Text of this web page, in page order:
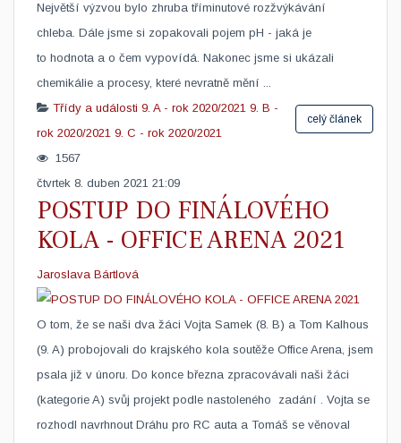
Největší výzvou bylo zhruba tříminutové rozžvýkávání
chleba. Dále jsme si zopakovali pojem pH - jaká je
to hodnota a o čem vypovídá. Nakonec jsme si ukázali
chemikálie a procesy, které nevratně mění ...
celý článek
Třídy a události 9. A - rok 2020/2021 9. B -
rok 2020/2021 9. C - rok 2020/2021
1567
čtvrtek 8. duben 2021 21:09
POSTUP DO FINÁLOVÉHO
KOLA - OFFICE ARENA 2021
Jaroslava Bártlová
O tom, že se naši dva žáci Vojta Samek (8. B) a Tom Kalhous
(9. A) probojovali do krajského kola soutěže Office Arena, jsem
psala již v únoru. Do konce března zpracovávali naši žáci
(kategorie A) svůj projekt podle nastoleného zadání . Vojta se
rozhodl navrhnout Dráhu pro RC auta a Tomáš se věnoval